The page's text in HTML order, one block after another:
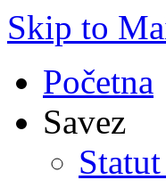
Skip to
Početna
Savez